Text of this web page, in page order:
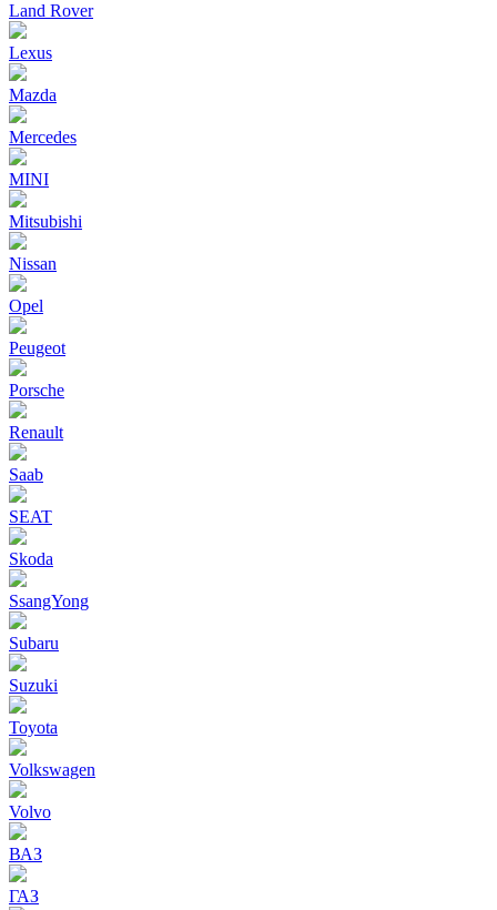
Land Rover
Lexus
Mazda
Mercedes
MINI
Mitsubishi
Nissan
Opel
Peugeot
Porsche
Renault
Saab
SEAT
Skoda
SsangYong
Subaru
Suzuki
Toyota
Volkswagen
Volvo
ВАЗ
ГАЗ